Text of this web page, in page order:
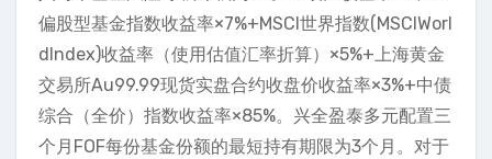
偏股型基金指数收益率×7%+MSCI世界指数(MSCIWorl
dIndex)收益率（使用估值汇率折算）×5%+上海黄金
交易所Au99.99现货实盘合约收盘价收益率×3%+中债
综合（全价）指数收益率×85%。兴全盈泰多元配置三
个月FOF每份基金份额的最短持有期限为3个月。对于